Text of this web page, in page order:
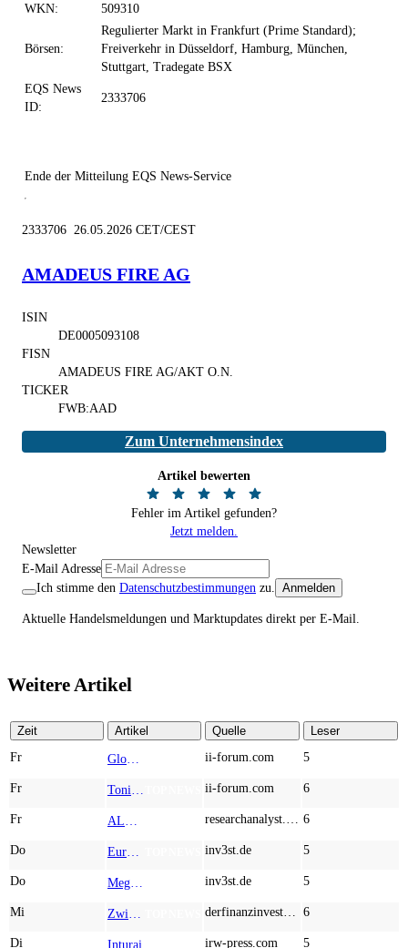
WKN:
509310
Börsen:
Regulierter Markt in Frankfurt (Prime Standard);
Freiverkehr in Düsseldorf, Hamburg, München,
Stuttgart, Tradegate BSX
EQS News
ID:
2333706
Ende der Mitteilung EQS News-Service
2333706 26.05.2026 CET/CEST
AMADEUS FIRE AG
ISIN
DE0005093108
FISN
AMADEUS FIRE AG/AKT O.N.
TICKER
FWB:AAD
Zum Unternehmensindex
Artikel bewerten
Fehler im Artikel gefunden?
Jetzt melden.
Newsletter
E-Mail Adresse
Ich stimme den Datenschutzbestimmungen zu. Anmelden
Aktuelle Handelsmeldungen und Marktupdates direkt per E-Mail.
Weitere Artikel
Zeit Artikel Quelle
Leser
Fr
ii-forum.com 5
Fr ii-forum.com 6
Fr 6
Do inv3st.de 5
Do inv3st.de 5
Mi 6
Di irw-press.com 5